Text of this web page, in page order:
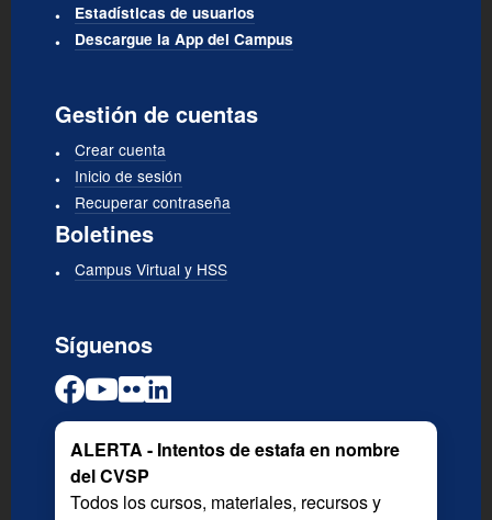
Estadísticas de usuarios
Descargue la App del Campus
Gestión de cuentas
Crear cuenta
Inicio de sesión
Recuperar contraseña
Boletines
Campus Virtual y HSS
Síguenos
ALERTA - Intentos de estafa en nombre
del CVSP
Todos los cursos, materiales, recursos y